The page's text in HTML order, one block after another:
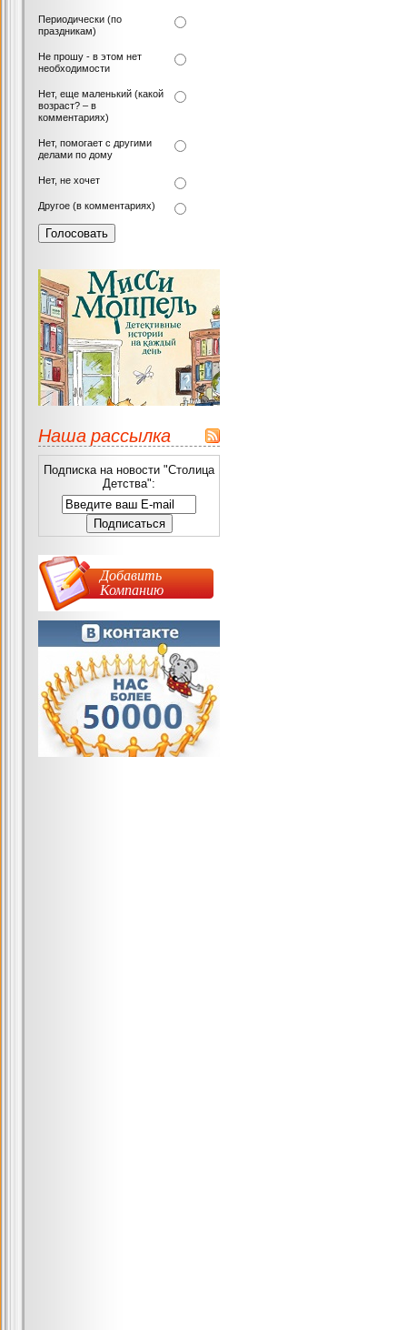
Периодически (по
праздникам)
Не прошу - в этом нет
необходимости
Нет, еще маленький (какой
возраст? – в
комментариях)
Нет, помогает с другими
делами по дому
Нет, не хочет
Другое (в комментариях)
Наша рассылка
Подписка на новости "Столица
Детства":
Добавить
Компанию